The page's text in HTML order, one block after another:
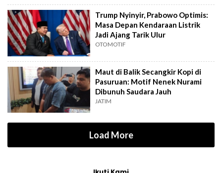
Trump Nyinyir, Prabowo Optimis:
Masa Depan Kendaraan Listrik
Jadi Ajang Tarik Ulur
OTOMOTIF
Maut di Balik Secangkir Kopi di
Pasuruan: Motif Nenek Nurami
Dibunuh Saudara Jauh
JATIM
Load More